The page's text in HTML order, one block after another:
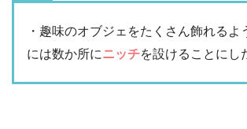
・趣味のオブジェをたくさん飾れるよ
には数か所にニッチを設けることにし